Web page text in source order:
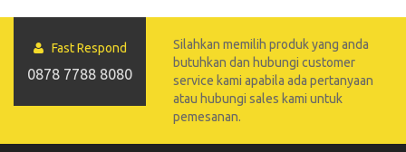
Fast Respond
0878 7788 8080
Silahkan memilih produk yang anda
butuhkan dan hubungi customer
service kami apabila ada pertanyaan
atau hubungi sales kami untuk
pemesanan.